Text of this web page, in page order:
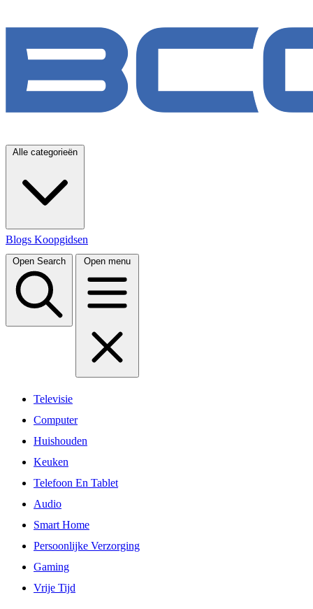
Alle categorieën
Blogs Koopgidsen
Open Search Open menu
Televisie
Computer
Huishouden
Keuken
Telefoon En Tablet
Audio
Smart Home
Persoonlijke Verzorging
Gaming
Vrije Tijd